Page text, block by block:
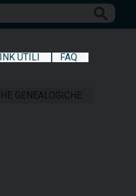
UTILI FAQ
GENEALOGICHE